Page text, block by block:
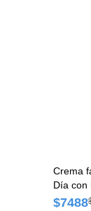
Crema
Día con
$7488